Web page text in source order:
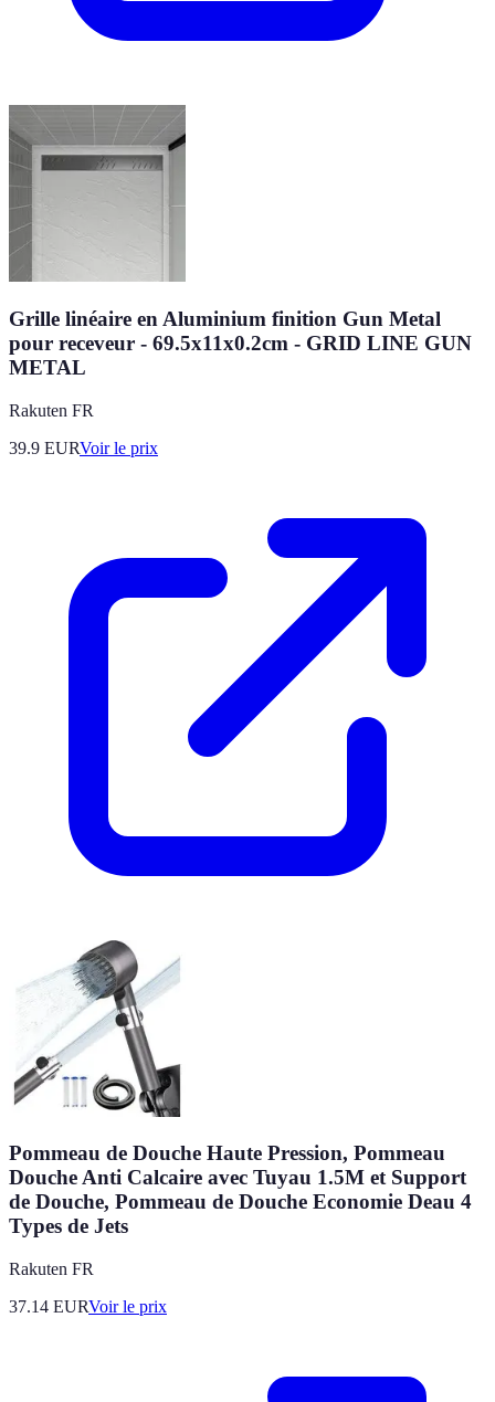
Grille linéaire en Aluminium finition Gun Metal
pour receveur - 69.5x11x0.2cm - GRID LINE GUN
METAL
Rakuten FR
39.9 EURVoir le prix
Pommeau de Douche Haute Pression, Pommeau
Douche Anti Calcaire avec Tuyau 1.5M et Support
de Douche, Pommeau de Douche Economie Deau 4
Types de Jets
Rakuten FR
37.14 EURVoir le prix